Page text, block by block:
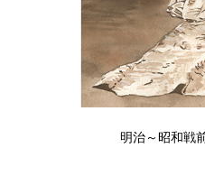
明治～昭和戦